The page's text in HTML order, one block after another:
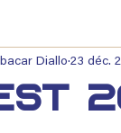
Diallo 23 déc.